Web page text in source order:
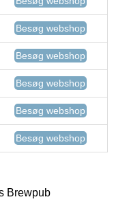
Besøg webshop
Besøg webshop
Besøg webshop
Besøg webshop
Besøg webshop
Brewpub